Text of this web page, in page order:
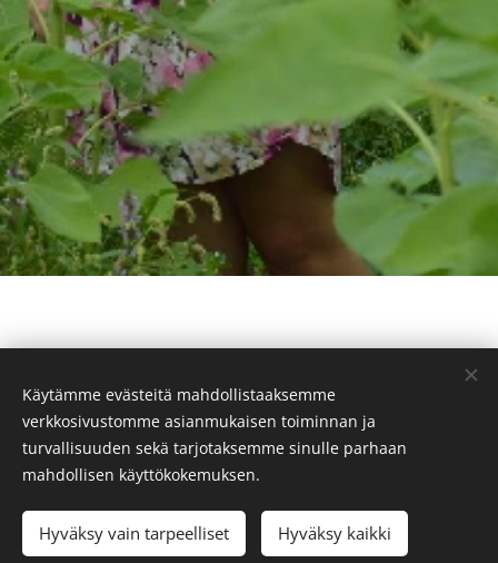
Teologiaa ilolla,
inhimillisyydellä ja
Käytämme evästeitä mahdollistaaksemme
verkkosivustomme asianmukaisen toiminnan ja
turvallisuuden sekä tarjotaksemme sinulle parhaan
mahdollisen käyttökokemuksen.
Hyväksy vain tarpeelliset Hyväksy kaikki